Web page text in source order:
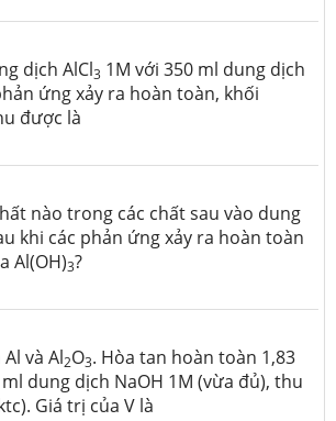
dịch AlCl3 1M với 350 ml dung dịch
ứng xảy ra hoàn toàn, khối
được là
nào trong các chất sau vào dung
khi các phản ứng xảy ra hoàn toàn
Al(OH)3?
và Al2O3. Hòa tan hoàn toàn 1,83
dung dịch NaOH 1M (vừa đủ), thu
Giá trị của V là